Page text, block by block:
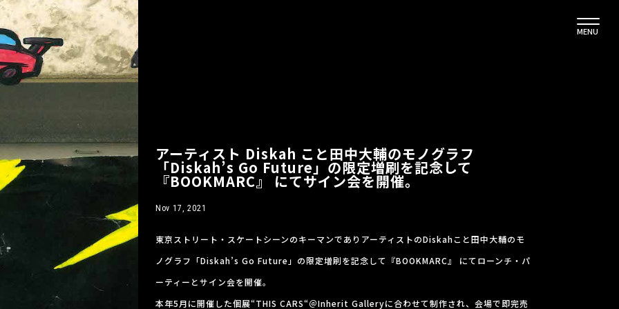
MENU
アーティスト Diskah こと田中大輔のモノグラフ
「Diskah’s Go Future」の限定増刷を記念して
『BOOKMARC』 にてサイン会を開催。
Nov 17, 2021
東京ストリート・スケートシーンのキーマンでありアーティストのDiskahこと田中大輔のモ
ノグラフ「Diskah’s Go Future」の限定増刷を記念して『BOOKMARC』 にてローンチ・パ
ーティーとサイン会を開催。
本年5月に開催した個展“THIS CARS“＠Inherit Galleryに合わせて制作され、会場で即完売